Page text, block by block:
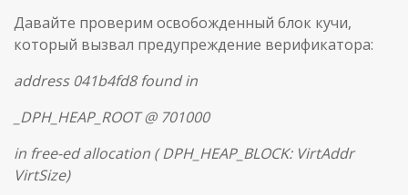
Давайте проверим освобожденный блок кучи,
который вызвал предупреждение верификатора:
address 041b4fd8 found in
_DPH_HEAP_ROOT @ 701000
in free-ed allocation ( DPH_HEAP_BLOCK: VirtAddr
VirtSize)